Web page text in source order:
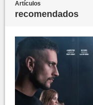
Artículos
recomendados